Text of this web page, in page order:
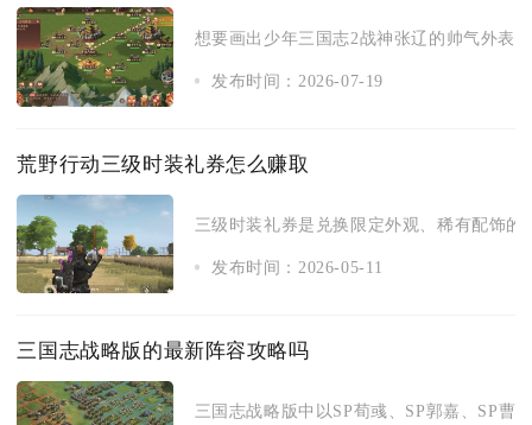
想要画出少年三国志2战神张辽的帅气外表
发布时间：2026-07-19
荒野行动三级时装礼券怎么赚取
三级时装礼券是兑换限定外观、稀有配饰
发布时间：2026-05-11
三国志战略版的最新阵容攻略吗
三国志战略版中以SP荀彧、SP郭嘉、SP曹